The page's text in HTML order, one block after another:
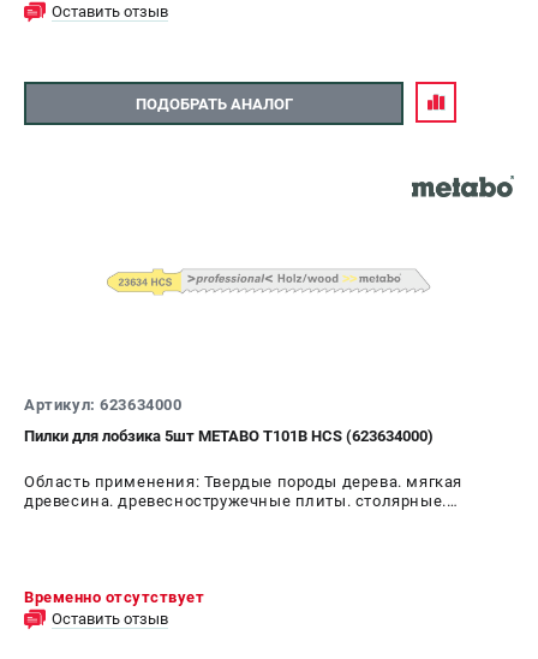
Оставить отзыв
ПОДОБРАТЬ АНАЛОГ
Артикул: 623634000
Пилки для лобзика 5шт METABO T101B HCS (623634000)
Область применения: Твердые породы дерева. мягкая
древесина. древесностружечные плиты. столярные.
Временно отсутствует
Оставить отзыв